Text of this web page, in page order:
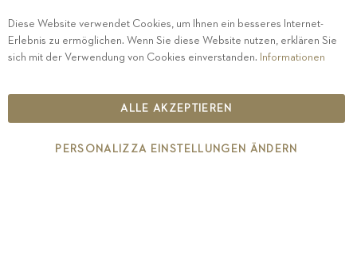
PRIVACY-IMPRESSUM- COOKIE POLICY-
ETHISCHER KODEX
IT00126670215
Diese Website verwendet Cookies, um Ihnen ein besseres Internet-
Erlebnis zu ermöglichen. Wenn Sie diese Website nutzen, erklären Sie
sich mit der Verwendung von Cookies einverstanden. Informationen
ALLE AKZEPTIEREN
PERSONALIZZA EINSTELLUNGEN ÄNDERN